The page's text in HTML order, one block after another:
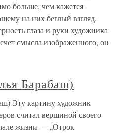
больше, чем кажется
на них беглый взгляд.
глаза и руки художника
смысла изображенного, он
Барабаш)
Эту картину художник
считал вершиной своего
жизни — „Отрок